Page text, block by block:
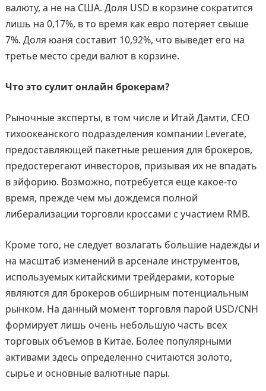
валюту, а не на США. Доля USD в корзине сократится
лишь на 0,17%, в то время как евро потеряет свыше
7%. Доля юаня составит 10,92%, что выведет его на
третье место среди валют в корзине.
Что это сулит онлайн брокерам?
Рыночные эксперты, в том числе и Итай Дамти, CEO
тихоокеанского подразделения компании Leverate,
предоставляющей пакетные решения для брокеров,
предостерегают инвесторов, призывая их не впадать
в эйфорию. Возможно, потребуется еще какое-то
время, прежде чем мы дождемся полной
либерализации торговли кроссами с участием RMB.
Кроме того, не следует возлагать большие надежды и
на масштаб изменений в арсенале инструментов,
используемых китайскими трейдерами, которые
являются для брокеров обширным потенциальным
рынком. На данный момент торговля парой USD/CNH
формирует лишь очень небольшую часть всех
торговых объемов в Китае. Более популярными
активами здесь определенно считаются золото,
сырье и основные валютные пары.